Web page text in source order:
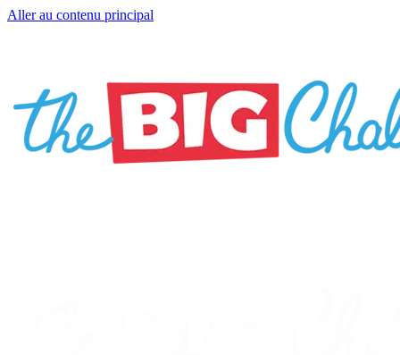
Aller au contenu principal